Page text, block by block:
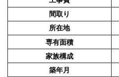
間取り
所在地
専有面積
家族構成
築年月